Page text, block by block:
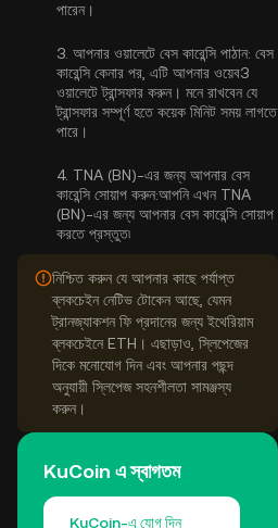
পারেন।
3. আপনার ওয়ালেটে বেস কারেন্সি পাঠান: বেস
কারেন্সি কেনার পর, এটি আপনার ওয়েব3
ওয়ালেটে ট্রান্সফার করুন। মনে রাখবেন যে
ট্রান্সফার সম্পূর্ণ হতে কয়েক মিনিট সময় লাগতে
পারে।
4. TNA (BN)-এর জন্য আপনার বেস
কারেন্সি সোয়াপ করুন:আপনি এখন TNA
(BN)-এর জন্য আপনার বেস কারেন্সি সোয়াপ
করতে প্রস্তুত৷
নিশ্চিত করুন যে আপনার কাছে পর্যাপ্ত
ব্লকচেইন নেটিভ টোকেন আছে, যেমন
ট্রানজ্যাকশন ফি প্রদানের জন্য ইথেরিয়াম
ব্লকচেইনে ETH। এছাড়াও, স্লিপেজের
দিকে মনোযোগ দিন এবং আপনার পছন্দ
অনুযায়ী স্লিপেজ সহনশীলতা সামঞ্জস্য
করুন।
KuCoin এ স্বাগতম
KuCoin-এ যোগ দিন